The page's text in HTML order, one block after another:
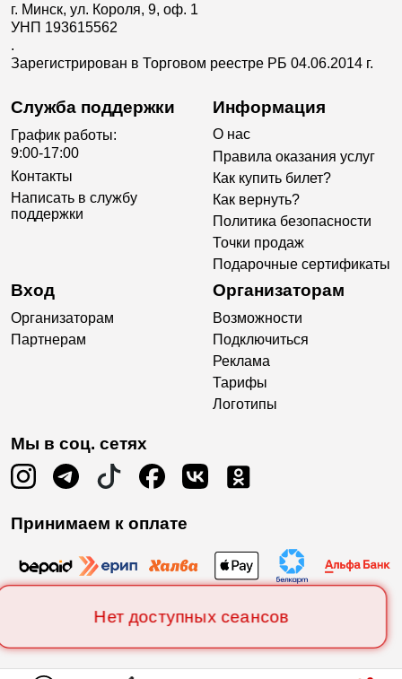
Нет доступных сеансов
г. Минск, ул. Короля, 9, оф. 1
УНП 193615562
.
Зарегистрирован в Торговом реестре РБ 04.06.2014 г.
Служба поддержки
График работы:
9:00-17:00
Контакты
Написать в службу
поддержки
Информация
О нас
Правила оказания услуг
Как купить билет?
Как вернуть?
Политика безопасности
Точки продаж
Подарочные сертификаты
Вход
Организаторам
Партнерам
Организаторам
Возможности
Подключиться
Реклама
Тарифы
Логотипы
Мы в соц. сетях
Принимаем к оплате